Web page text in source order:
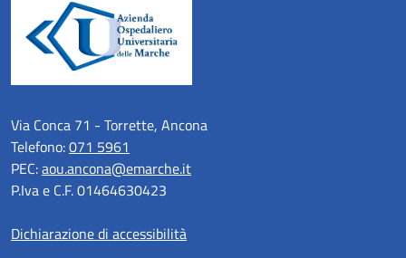
Via Conca 71 - Torrette, Ancona
Telefono:071 5961
PEC:aou.ancona@emarche.it
P.Iva e C.F. 01464630423
Dichiarazione di accessibilità